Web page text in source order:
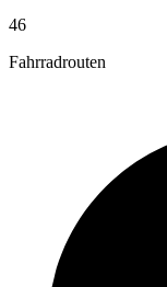
46
Fahrradrouten